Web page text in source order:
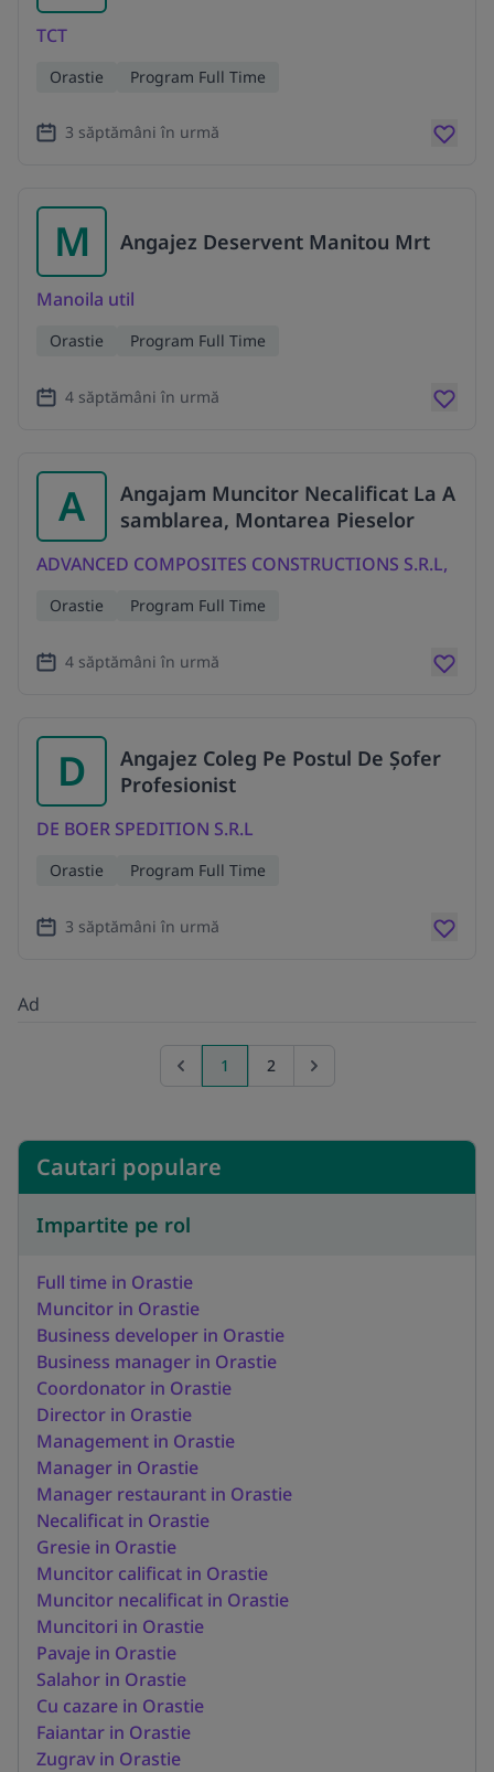
TCT
Orastie Program Full Time
3 săptămâni în urmă
M Angajez Deservent Manitou Mrt
Manoila util
Orastie Program Full Time
4 săptămâni în urmă
A
Angajam Muncitor Necalificat La A
samblarea, Montarea Pieselor
ADVANCED COMPOSITES CONSTRUCTIONS S.R.L,
Orastie Program Full Time
4 săptămâni în urmă
D
Angajez Coleg Pe Postul De Șofer
Profesionist
DE BOER SPEDITION S.R.L
Orastie Program Full Time
3 săptămâni în urmă
Ad
Previous page
1 2 Go to next page
Cautari populare
Impartite pe rol
Full time in Orastie
Muncitor in Orastie
Business developer in Orastie
Business manager in Orastie
Coordonator in Orastie
Director in Orastie
Management in Orastie
Manager in Orastie
Manager restaurant in Orastie
Necalificat in Orastie
Gresie in Orastie
Muncitor calificat in Orastie
Muncitor necalificat in Orastie
Muncitori in Orastie
Pavaje in Orastie
Salahor in Orastie
Cu cazare in Orastie
Faiantar in Orastie
Zugrav in Orastie